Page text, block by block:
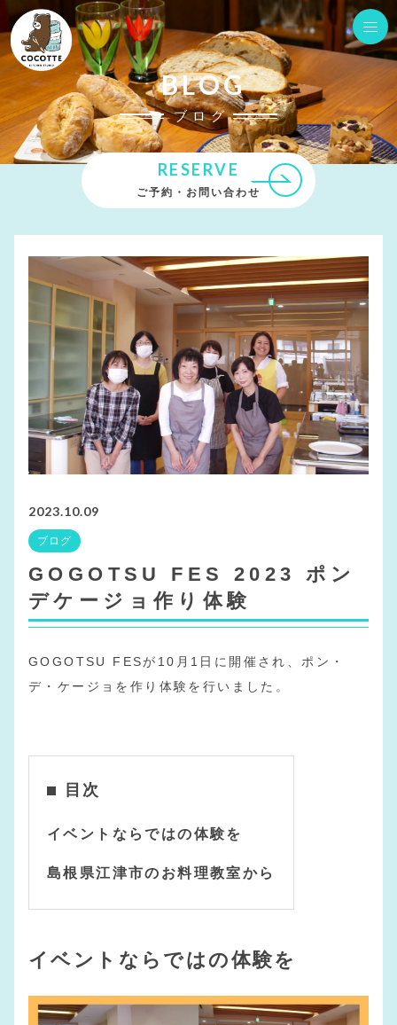
BLOG
ブログ
RESERVE
ご予約・お問い合わせ
2023.10.09
ブログ
GOGOTSU FES 2023 ポン
デケージョ作り体験
GOGOTSU FESが10月1日に開催され、ポン・
デ・ケージョを作り体験を行いました。
目次
イベントならではの体験を
島根県江津市のお料理教室から
イベントならではの体験を